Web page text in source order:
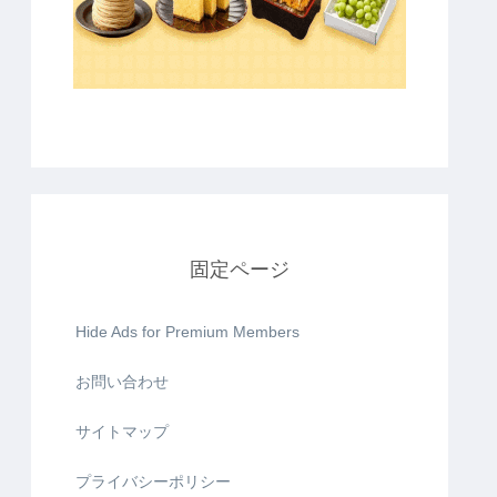
固定ページ
Hide Ads for Premium Members
お問い合わせ
サイトマップ
プライバシーポリシー